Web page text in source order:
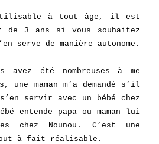
utilisable à tout âge, il est
3 ans si vous souhaitez
serve de manière autonome.
avez été nombreuses à me
une maman m’a demandé s’il
servir avec un bébé chez
entende papa ou maman lui
chez Nounou. C’est une
à fait réalisable.